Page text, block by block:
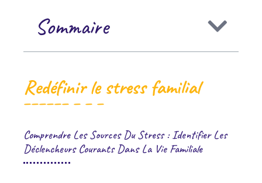
Sommaire
Redéfinir le stress familial
Comprendre Les Sources Du Stress : Identifier Les
Déclencheurs Courants Dans La Vie Familiale